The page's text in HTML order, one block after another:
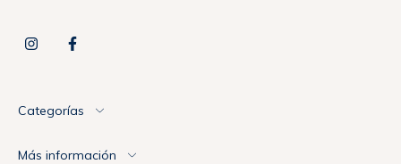
Categorías
Más información